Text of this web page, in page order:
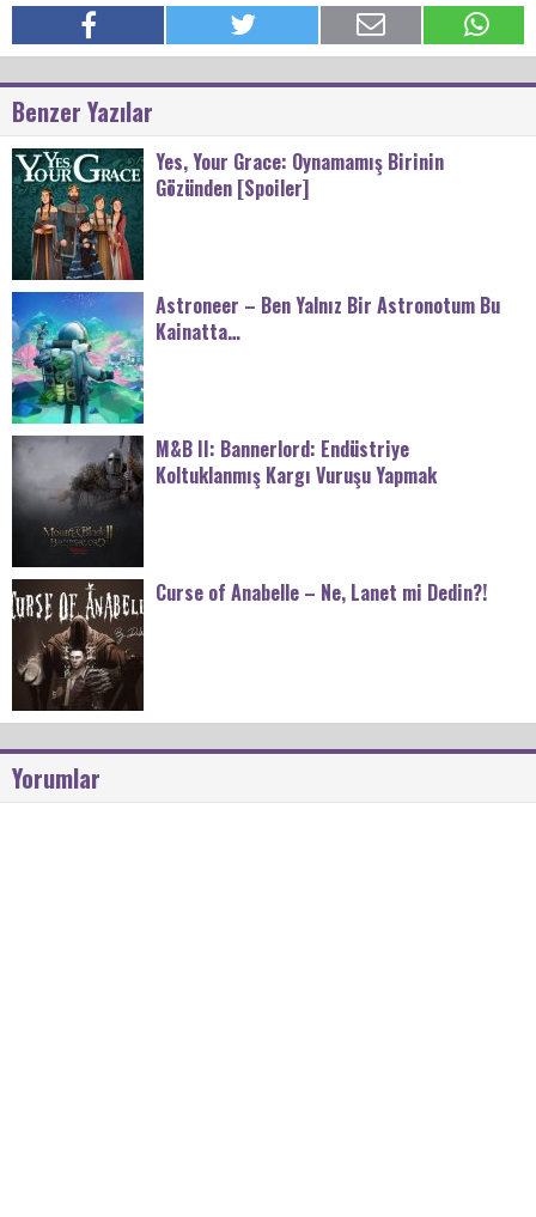
Benzer Yazılar
Yes, Your Grace: Oynamamış Birinin
Gözünden [Spoiler]
Astroneer – Ben Yalnız Bir Astronotum Bu
Kainatta…
M&B II: Bannerlord: Endüstriye
Koltuklanmış Kargı Vuruşu Yapmak
Curse of Anabelle – Ne, Lanet mi Dedin?!
Yorumlar